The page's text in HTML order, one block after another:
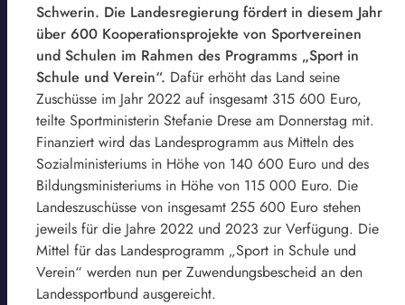
Schwerin. Die Landesregierung fördert in diesem Jahr
über 600 Kooperationsprojekte von Sportvereinen
und Schulen im Rahmen des Programms „Sport in
Schule und Verein“. Dafür erhöht das Land seine
Zuschüsse im Jahr 2022 auf insgesamt 315 600 Euro,
teilte Sportministerin Stefanie Drese am Donnerstag mit.
Finanziert wird das Landesprogramm aus Mitteln des
Sozialministeriums in Höhe von 140 600 Euro und des
Bildungsministeriums in Höhe von 115 000 Euro. Die
Landeszuschüsse von insgesamt 255 600 Euro stehen
jeweils für die Jahre 2022 und 2023 zur Verfügung. Die
Mittel für das Landesprogramm „Sport in Schule und
Verein“ werden nun per Zuwendungsbescheid an den
Landessportbund ausgereicht.